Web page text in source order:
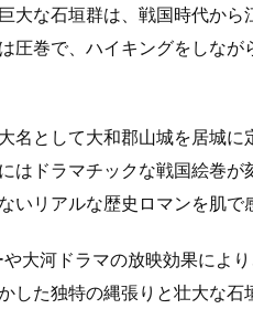
な石垣群は、戦国時代から
圧巻で、ハイキングをしな
として大和郡山城を居城に
ドラマチックな戦国絵巻が
リアルな歴史ロマンを肌で
大河ドラマの放映効果によ
た独特の縄張りと壮大な石